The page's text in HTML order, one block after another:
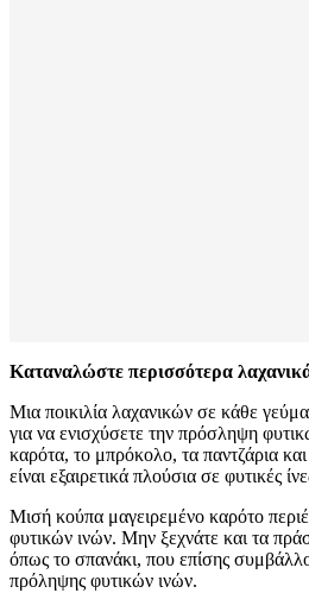
Καταναλώστε περισσότερα
Μια ποικιλία λαχανικών σε κάθε
για να ενισχύσετε την πρόσληψη
καρότα, το μπρόκολο, τα παντζάρια
είναι εξαιρετικά πλούσια σε φυτικές
Μισή κούπα μαγειρεμένο καρότο
φυτικών ινών. Μην ξεχνάτε και τα
όπως το σπανάκι, που επίσης
πρόληψης φυτικών ινών.